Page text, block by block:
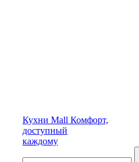
Кухни Mall Комфорт,
доступный
каждому